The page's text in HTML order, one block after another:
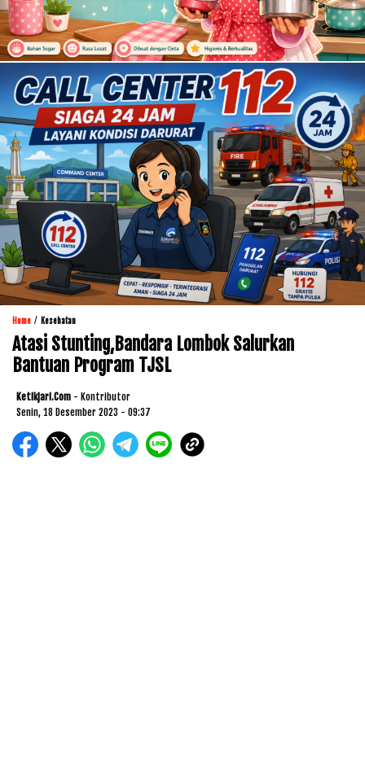
Home / Kesehatan
Atasi Stunting,Bandara Lombok Salurkan
Bantuan Program TJSL
Ketikjari.com - Kontributor
Senin, 18 Desember 2023 - 09:37